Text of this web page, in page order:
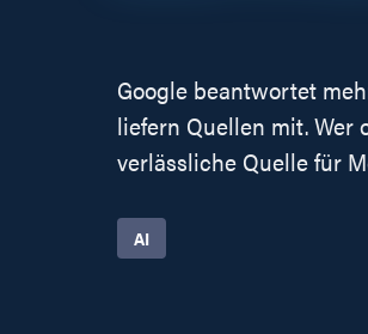
Google beantwortet
liefern Quellen mit.
verlässliche Quelle für
AI